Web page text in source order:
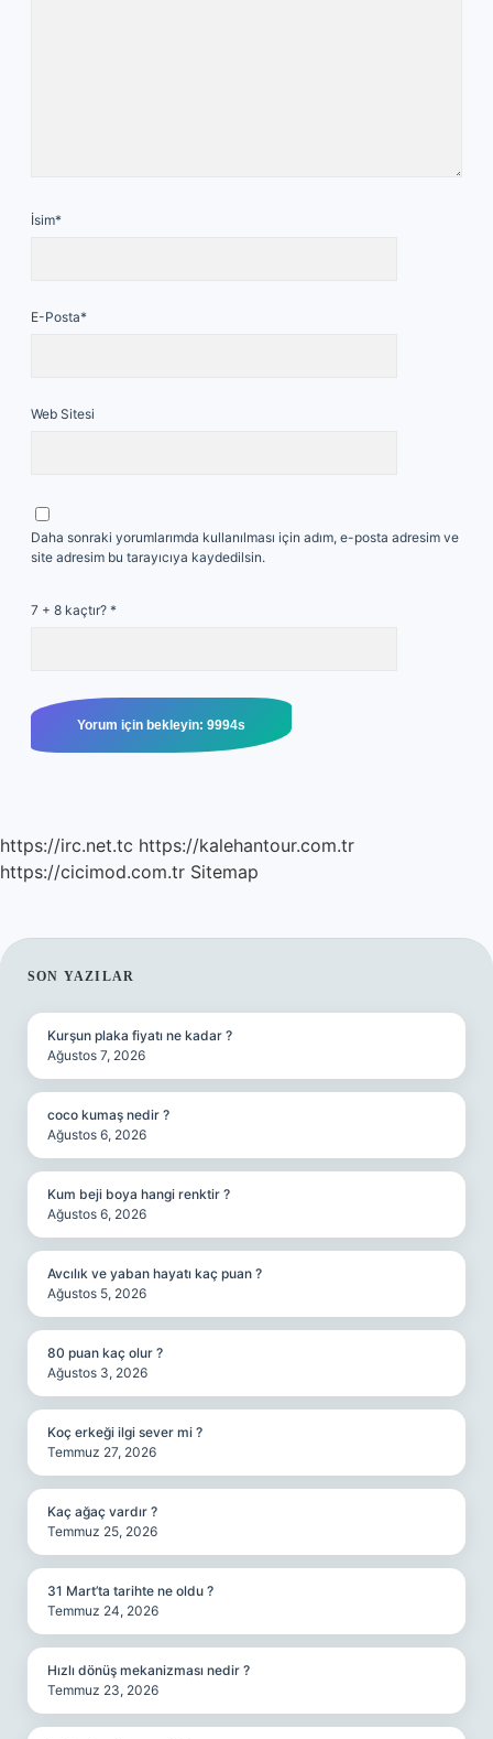
İsim*
E-Posta*
Web Sitesi
Daha sonraki yorumlarımda kullanılması için adım, e-posta adresim ve
site adresim bu tarayıcıya kaydedilsin.
7 + 8 kaçtır? *
https://irc.net.tc https://kalehantour.com.tr
https://cicimod.com.tr Sitemap
SIDEBAR
SON YAZILAR
Kurşun plaka fiyatı ne kadar ?
Ağustos 7, 2026
coco kumaş nedir ?
Ağustos 6, 2026
Kum beji boya hangi renktir ?
Ağustos 6, 2026
Avcılık ve yaban hayatı kaç puan ?
Ağustos 5, 2026
80 puan kaç olur ?
Ağustos 3, 2026
Koç erkeği ilgi sever mi ?
Temmuz 27, 2026
Kaç ağaç vardır ?
Temmuz 25, 2026
31 Mart’ta tarihte ne oldu ?
Temmuz 24, 2026
Hızlı dönüş mekanizması nedir ?
Temmuz 23, 2026